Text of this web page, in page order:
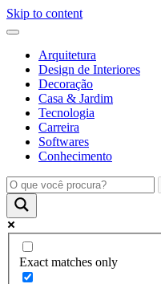
Skip to content
Arquitetura
Design de Interiores
Decoração
Casa & Jardim
Tecnologia
Carreira
Softwares
Conhecimento
Exact matches only